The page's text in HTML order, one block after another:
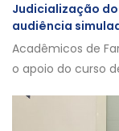
Judicialização
audiência
Acadêmicos de
o apoio do curso